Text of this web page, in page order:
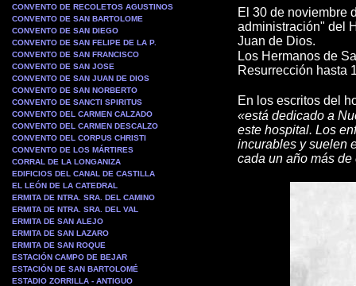
CONVENTO DE RECOLETOS AGUSTINOS
CONVENTO DE SAN BARTOLOME
CONVENTO DE SAN DIEGO
CONVENTO DE SAN FELIPE DE LA P.
CONVENTO DE SAN FRANCISCO
CONVENTO DE SAN JOSE
CONVENTO DE SAN JUAN DE DIOS
CONVENTO DE SAN NORBERTO
CONVENTO DE SANCTI SPIRITUS
CONVENTO DEL CARMEN CALZADO
CONVENTO DEL CARMEN DESCALZO
CONVENTO DEL CORPUS CHRISTI
CONVENTO DE LOS MÁRTIRES
CORRAL DE LA LONGANIZA
EDIFICIOS DEL CANAL DE CASTILLA
EL LEÓN DE LA CATEDRAL
ERMITA DE NTRA. SRA. DEL CAMINO
ERMITA DE NTRA. SRA. DEL VAL
ERMITA DE SAN ALEJO
ERMITA DE SAN LAZARO
ERMITA DE SAN ROQUE
ESTACIÓN CAMPO DE BEJAR
ESTACIÓN DE SAN BARTOLOMÉ
ESTADIO ZORRILLA - ANTIGUO
El 30 de noviembre
administración" del
Juan de Dios.
Los Hermanos de
Resurrección hasta
En los escritos del
«está dedicado a
este hospital. Los
incurables y suelen
cada un año más